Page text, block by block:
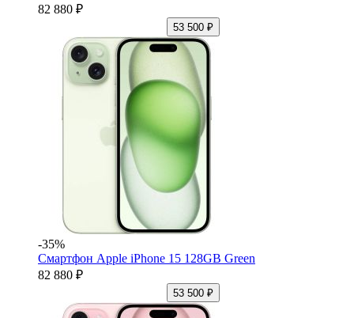
82 880 ₽
53 500 ₽
-35%
Смартфон Apple iPhone 15 128GB Green
82 880 ₽
53 500 ₽